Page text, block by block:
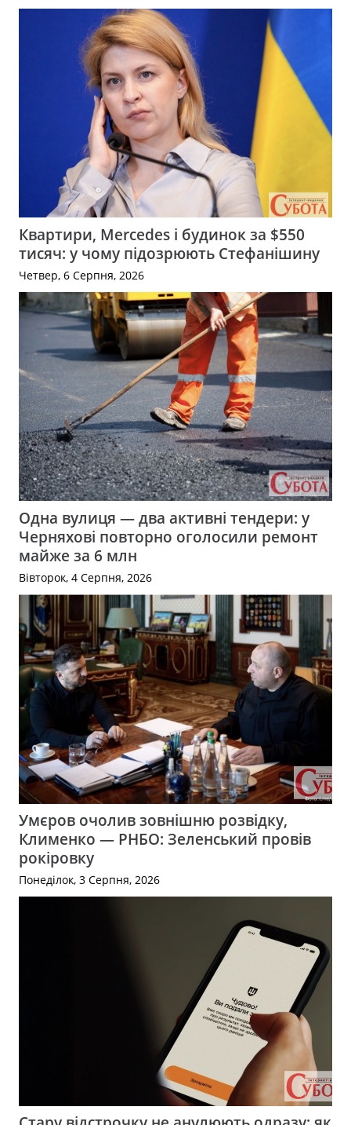
Квартири, Mercedes і будинок за $550
тисяч: у чому підозрюють Стефанішину
Четвер, 6 Серпня, 2026
Одна вулиця — два активні тендери: у
Черняхові повторно оголосили ремонт
майже за 6 млн
Вівторок, 4 Серпня, 2026
Умєров очолив зовнішню розвідку,
Клименко — РНБО: Зеленський провів
рокіровку
Понеділок, 3 Серпня, 2026